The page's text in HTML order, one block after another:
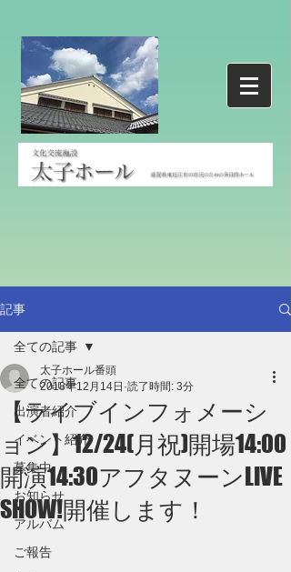
記事
全ての記事
出演者紹介
イベント紹介
募集中
お知らせ
アルバム
ご報告
全ての記事
【ライブインフォメーシ
ョン】12/24(月祝)開場14:00
開演14:30アフタヌーンLIVE
SHOW!開催します！
太子ホール番頭
2018年12月14日 読了時間: 3分